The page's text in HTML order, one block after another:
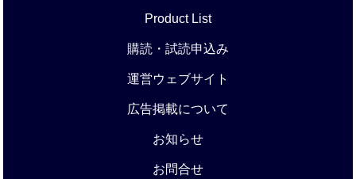
Product List
購読・試読申込み
運営ウェブサイト
広告掲載について
お知らせ
お問合せ